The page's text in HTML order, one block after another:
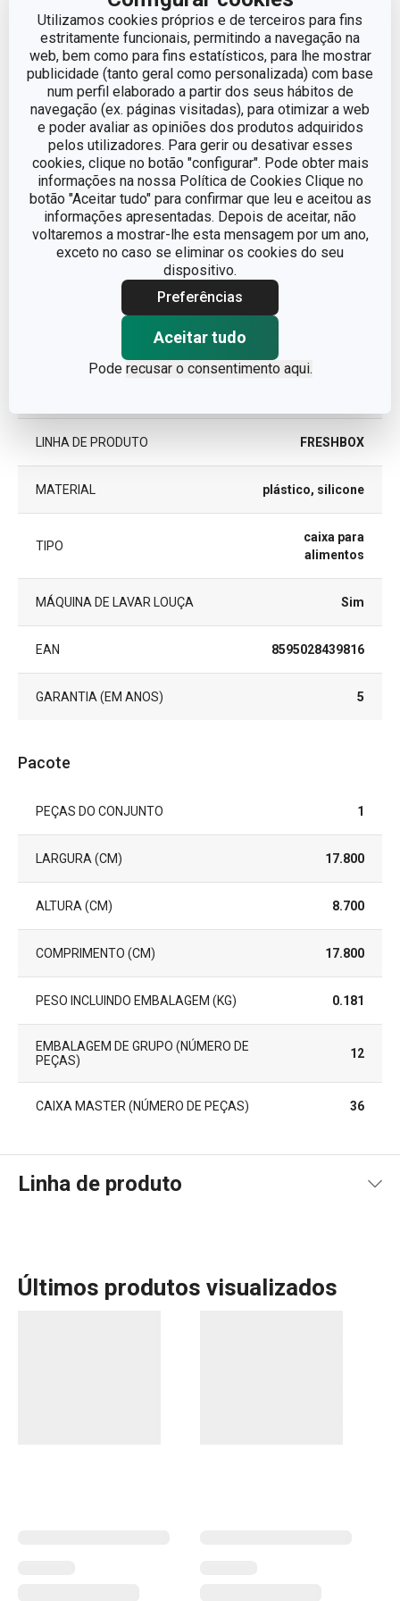
Utilizamos cookies próprios e de terceiros para fins
estritamente funcionais, permitindo a navegação na
web, bem como para fins estatísticos, para lhe mostrar
publicidade (tanto geral como personalizada) com base
num perfil elaborado a partir dos seus hábitos de
navegação (ex. páginas visitadas), para otimizar a web
e poder avaliar as opiniões dos produtos adquiridos
pelos utilizadores. Para gerir ou desativar esses
cookies, clique no botão "configurar". Pode obter mais
informações na nossa Política de Cookies Clique no
botão "Aceitar tudo" para confirmar que leu e aceitou as
informações apresentadas. Depois de aceitar, não
voltaremos a mostrar-lhe esta mensagem por um ano,
exceto no caso se eliminar os cookies do seu
dispositivo.
Preferências
Aceitar tudo
Pode recusar o consentimento aqui.
VOLUME 1.5
DIÂMETRO 18
Outros parâmetros
ADEQUADO PARA
CONGELADOR
Sim
ADEQUADO PARA
ADEQUADO PARA
caixas para
LINHA DE PRODUTO FRESHBOX
MATERIAL plástico, silicone
TIPO
caixa para
alimentos
MÁQUINA DE LAVAR LOUÇA Sim
EAN 8595028439816
GARANTIA (EM ANOS) 5
Pacote
PEÇAS DO CONJUNTO 1
LARGURA (CM) 17.800
ALTURA (CM) 8.700
COMPRIMENTO (CM) 17.800
PESO INCLUINDO EMBALAGEM (KG) 0.181
EMBALAGEM DE GRUPO (NÚMERO DE
PEÇAS)
12
CAIXA MASTER (NÚMERO DE PEÇAS) 36
Linha de produto
Últimos produtos visualizados